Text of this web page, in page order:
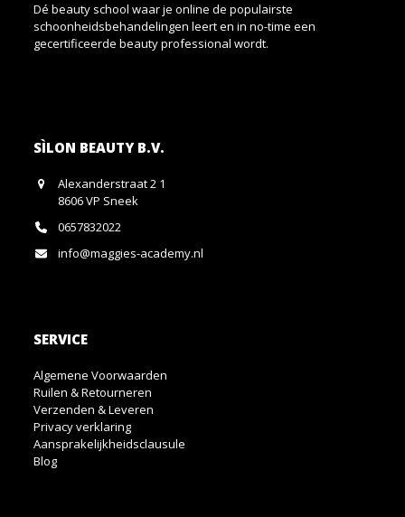
Dé beauty school waar je online de populairste
schoonheidsbehandelingen leert en in no-time een
gecertificeerde beauty professional wordt.
SÌLON BEAUTY B.V.
Alexanderstraat 2 1
8606 VP Sneek
0657832022
info@maggies-academy.nl
SERVICE
Algemene Voorwaarden
Ruilen & Retourneren
Verzenden & Leveren
Privacy verklaring
Aansprakelijkheidsclausule
Blog